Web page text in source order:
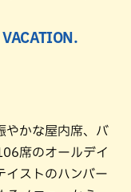
やかな屋内席、バ
席のオールデイ
イストのハンバー